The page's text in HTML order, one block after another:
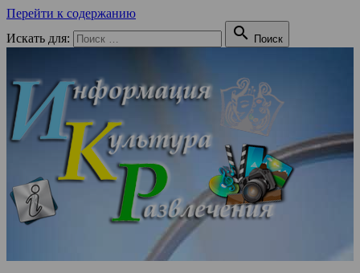
Перейти к содержанию
Искать для:
 Поиск